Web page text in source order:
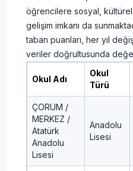
öğrencilere sosyal,
gelişim imkanı da
taban puanları, her yıl
veriler doğrultusunda
Okul Adı
Okul
Türü
ÇORUM /
MERKEZ /
Atatürk
Anadolu
Lisesi
Anadolu
Lisesi